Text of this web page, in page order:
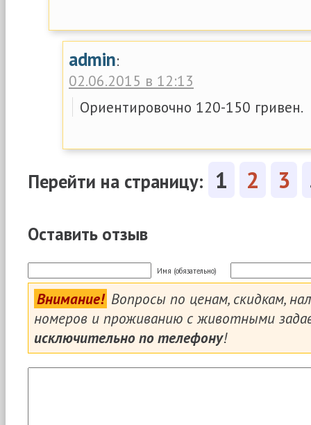
admin:
02.06.2015 в 12:13
Ориентировочно 120-150 гривен.
Перейти на страницу: 1 2 3
Оставить отзыв
Имя (обязательно)
Внимание! Вопросы по ценам, скидкам,
номеров и проживанию с животными
исключительно по телефону!